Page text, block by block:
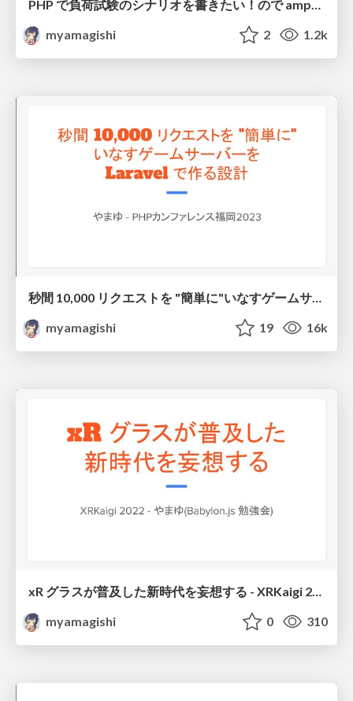
PHP で負荷試験のシナリオを書きたい！ので amphp を使って自作した件
myamagishi
2 1.2k
秒間 10,000 リクエストを "簡単に"いなすゲームサーバーを Laravel で作る設計
myamagishi
19 16k
myamagishi
0 310